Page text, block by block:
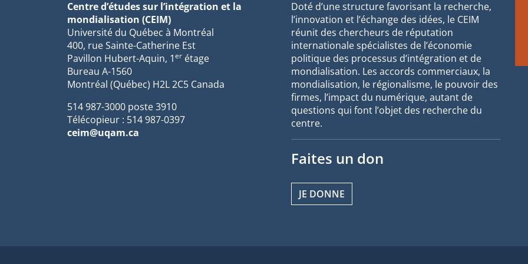
Centre d’études sur l’intégration et la
mondialisation (CEIM)
Université du Québec à Montréal
400, rue Sainte-Catherine Est
Pavillon Hubert-Aquin, 1er étage
Bureau A-1560
Montréal (Québec) H2L 2C5 Canada
514 987-3000 poste 3910
Télécopieur : 514 987-0397
ceim@uqam.ca
Doté d’une structure favorisant la recherche,
l’innovation et l’échange des idées, le CEIM
réunit des chercheurs de réputation
internationale spécialistes de l’économie
politique des processus d’intégration et de
mondialisation. Les accords commerciaux, la
mondialisation, le régionalisme, le pouvoir des
firmes, l’impact du numérique, autant de
questions qui font l’objet des recherche du
centre.
Faites un don
JE DONNE